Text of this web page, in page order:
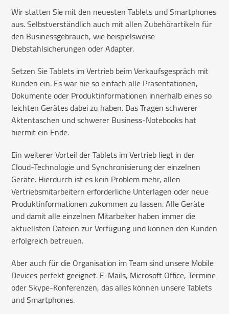
Wir statten Sie mit den neuesten Tablets und Smartphones
aus. Selbstverständlich auch mit allen Zubehörartikeln für
den Businessgebrauch, wie beispielsweise
Diebstahlsicherungen oder Adapter.
Setzen Sie Tablets im Vertrieb beim Verkaufsgespräch mit
Kunden ein. Es war nie so einfach alle Präsentationen,
Dokumente oder Produktinformationen innerhalb eines so
leichten Gerätes dabei zu haben. Das Tragen schwerer
Aktentaschen und schwerer Business-Notebooks hat
hiermit ein Ende.
Ein weiterer Vorteil der Tablets im Vertrieb liegt in der
Cloud-Technologie und Synchronisierung der einzelnen
Geräte. Hierdurch ist es kein Problem mehr, allen
Vertriebsmitarbeitern erforderliche Unterlagen oder neue
Produktinformationen zukommen zu lassen. Alle Geräte
und damit alle einzelnen Mitarbeiter haben immer die
aktuellsten Dateien zur Verfügung und können den Kunden
erfolgreich betreuen.
Aber auch für die Organisation im Team sind unsere Mobile
Devices perfekt geeignet. E-Mails, Microsoft Office, Termine
oder Skype-Konferenzen, das alles können unsere Tablets
und Smartphones.